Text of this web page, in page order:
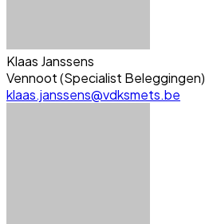
Klaas Janssens
Vennoot (Specialist Beleggingen)
klaas.janssens@vdksmets.be